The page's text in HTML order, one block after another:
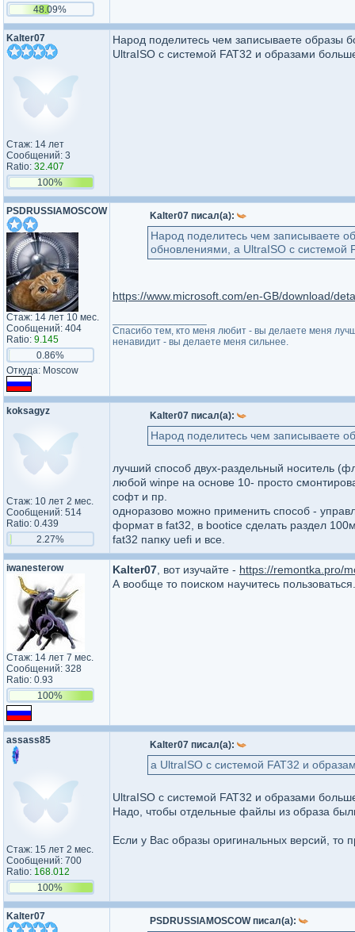
48.09%
Kalter07
Стаж: 14 лет
Сообщений: 3
Ratio: 32.407
100%
Народ поделитесь чем записываете образы
UltraISO c системой FAT32 и образами
PSDRUSSIAMOSCOW
Стаж: 14 лет 10 мес.
Сообщений: 404
Ratio: 9.145
0.86%
Откуда: Moscow
Kalter07 писал(а):
Народ поделитесь чем записываете
обновлениями, а UltraISO c системой
https://www.microsoft.com/en-GB/download/
Спасибо тем, кто меня любит - вы делаете меня
ненавидит - вы делаете меня сильнее.
koksagyz
Стаж: 10 лет 2 мес.
Сообщений: 514
Ratio: 0.439
2.27%
Kalter07 писал(а):
Народ поделитесь чем записываете
лучший способ двух-раздельный носитель
любой winpe на основе 10- просто
софт и пр.
одноразово можно применить способ -
формат в fat32, в bootice сделать раздел
fat32 папку uefi и все.
iwanesterow
Стаж: 14 лет 7 мес.
Сообщений: 328
Ratio: 0.93
100%
Kalter07 , вот изучайте - https://remontka.pro/
А вообще то поиском научитесь пользоваться.
assass85
Стаж: 15 лет 2 мес.
Сообщений: 700
Ratio: 168.012
100%
Kalter07 писал(а):
а UltraISO c системой FAT32 и
UltraISO c системой FAT32 и образами
Надо, чтобы отдельные файлы из образа
Если у Вас образы оригинальных версий, то
Kalter07 PSDRUSSIAMOSCOW писал(а):